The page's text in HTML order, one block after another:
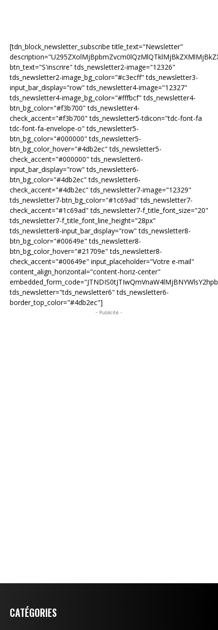
[tdn_block_newsletter_subscribe title_text="Newsletter"
btn_text="S'inscrire" tds_newsletter2-image="12326"
tds_newsletter2-image_bg_color="#c3ecff" tds_newsletter3-
input_bar_display="row" tds_newsletter4-image="12327"
tds_newsletter4-image_bg_color="#fffbcf" tds_newsletter4-
btn_bg_color="#f3b700" tds_newsletter4-
check_accent="#f3b700" tds_newsletter5-tdicon="tdc-font-fa
tdc-font-fa-envelope-o" tds_newsletter5-
btn_bg_color="#000000" tds_newsletter5-
btn_bg_color_hover="#4db2ec" tds_newsletter5-
check_accent="#000000" tds_newsletter6-
input_bar_display="row" tds_newsletter6-
btn_bg_color="#4db2ec" tds_newsletter6-
check_accent="#4db2ec" tds_newsletter7-image="12329"
tds_newsletter7-btn_bg_color="#1c69ad" tds_newsletter7-
check_accent="#1c69ad" tds_newsletter7-f_title_font_size="20"
tds_newsletter7-f_title_font_line_height="28px"
tds_newsletter8-input_bar_display="row" tds_newsletter8-
btn_bg_color="#00649e" tds_newsletter8-
btn_bg_color_hover="#21709e" tds_newsletter8-
check_accent="#00649e" input_placeholder="Votre e-mail"
content_align_horizontal="content-horiz-center"
tds_newsletter="tds_newsletter6" tds_newsletter6-
border_top_color="#4db2ec"]
- Publicité -
CATÉGORIES